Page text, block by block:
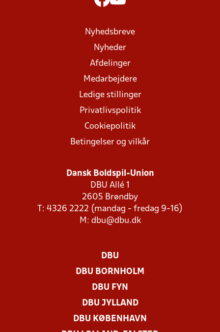
Nyhedsbreve
Nyheder
Afdelinger
Medarbejdere
Ledige stillinger
Privatlivspolitik
Cookiepolitik
Betingelser og vilkår
Dansk Boldspil-Union
DBU Allé 1
2605 Brøndby
T: 4326 2222 (mandag - fredag 9-16)
M: dbu@dbu.dk
DBU
DBU BORNHOLM
DBU FYN
DBU JYLLAND
DBU KØBENHAVN